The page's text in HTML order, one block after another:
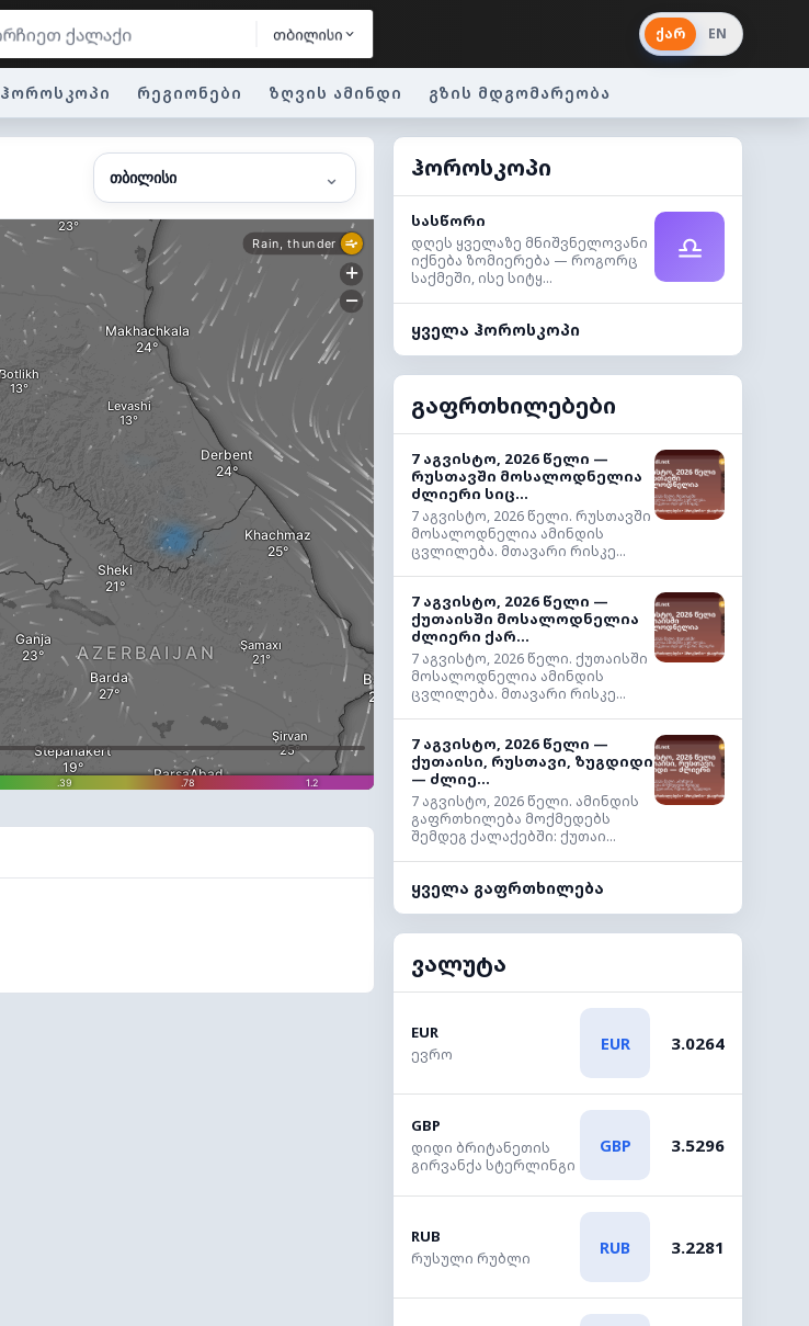
თბილისი ქარ EN
ჰოროსკოპი რეგიონები ზღვის ამინდი გზის მდგომარეობა
თბილისი ⌄ ჰოროსკოპი
სასწორი
დღეს ყველაზე მნიშვნელოვანი
იქნება ზომიერება — როგორც
საქმეში, ისე სიტყ...
♎
ყველა ჰოროსკოპი
გაფრთხილებები
7 აგვისტო, 2026 წელი —
რუსთავში მოსალოდნელია
ძლიერი სიც...
7 აგვისტო, 2026 წელი. რუსთავში
მოსალოდნელია ამინდის
ცვლილება. მთავარი რისკე...
7 აგვისტო, 2026 წელი —
ქუთაისში მოსალოდნელია
ძლიერი ქარ...
7 აგვისტო, 2026 წელი. ქუთაისში
მოსალოდნელია ამინდის
ცვლილება. მთავარი რისკე...
7 აგვისტო, 2026 წელი —
ქუთაისი, რუსთავი, ზუგდიდი
— ძლიე...
7 აგვისტო, 2026 წელი. ამინდის
გაფრთხილება მოქმედებს
შემდეგ ქალაქებში: ქუთაი...
ყველა გაფრთხილება
ვალუტა
EUR
ევრო
EUR 3.0264
GBP
დიდი ბრიტანეთის
გირვანქა სტერლინგი
GBP 3.5296
RUB
რუსული რუბლი
RUB 3.2281